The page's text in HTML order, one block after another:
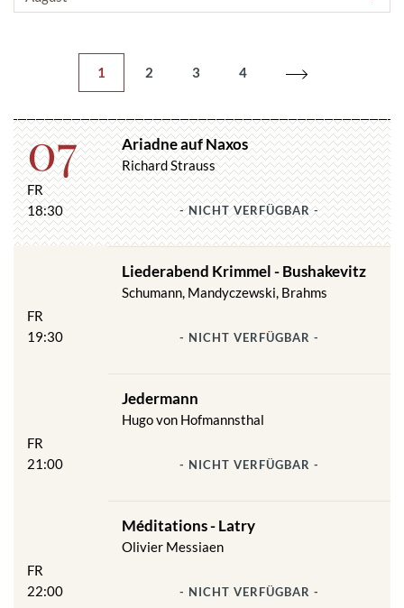
AUSWÄHLEN
1 2 3 4
07
FR
18:30
Ariadne auf Naxos
Richard Strauss
- NICHT VERFÜGBAR -
FR
19:30
Liederabend Krimmel - Bushakevitz
Schumann, Mandyczewski, Brahms
- NICHT VERFÜGBAR -
FR
21:00
Jedermann
Hugo von Hofmannsthal
- NICHT VERFÜGBAR -
FR
22:00
Méditations - Latry
Olivier Messiaen
- NICHT VERFÜGBAR -